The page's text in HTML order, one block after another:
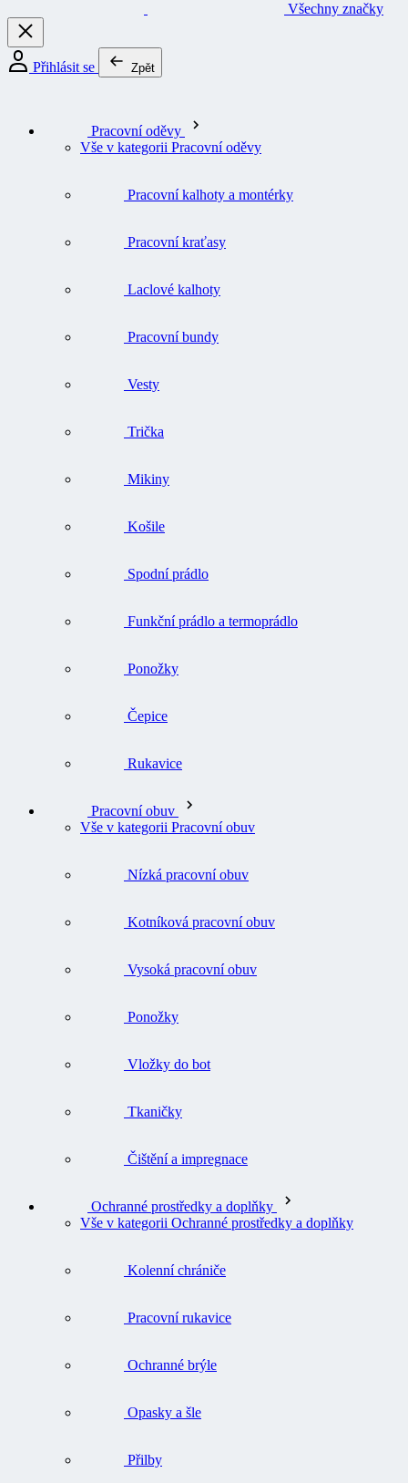
Všechny značky
Přihlásit se Zpět
Pracovní oděvy
Vše v kategorii Pracovní oděvy
Pracovní kalhoty a montérky
Pracovní kraťasy
Laclové kalhoty
Pracovní bundy
Vesty
Trička
Mikiny
Košile
Spodní prádlo
Funkční prádlo a termoprádlo
Ponožky
Čepice
Rukavice
Pracovní obuv
Vše v kategorii Pracovní obuv
Nízká pracovní obuv
Kotníková pracovní obuv
Vysoká pracovní obuv
Ponožky
Vložky do bot
Tkaničky
Čištění a impregnace
Ochranné prostředky a doplňky
Vše v kategorii Ochranné prostředky a doplňky
Kolenní chrániče
Pracovní rukavice
Ochranné brýle
Opasky a šle
Přilby